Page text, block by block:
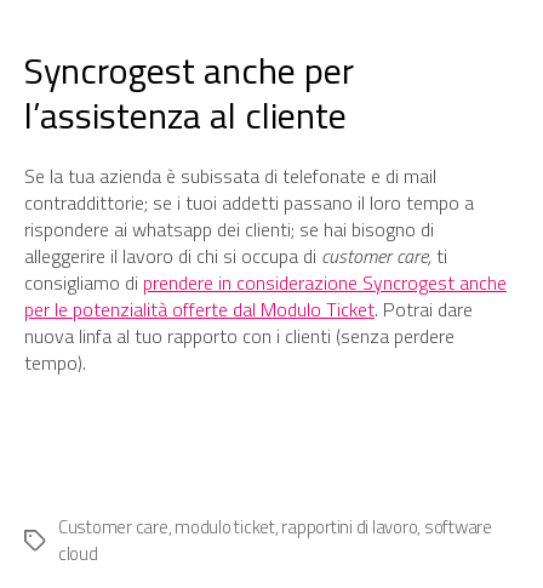
Syncrogest anche per
l’assistenza al cliente
Se la tua azienda è subissata di telefonate e di mail
contraddittorie; se i tuoi addetti passano il loro tempo a
rispondere ai whatsapp dei clienti; se hai bisogno di
alleggerire il lavoro di chi si occupa di customer care, ti
consigliamo di prendere in considerazione Syncrogest anche
per le potenzialità offerte dal Modulo Ticket. Potrai dare
nuova linfa al tuo rapporto con i clienti (senza perdere
tempo).
Tag
Customer care,modulo ticket,rapportini di lavoro, software
cloud